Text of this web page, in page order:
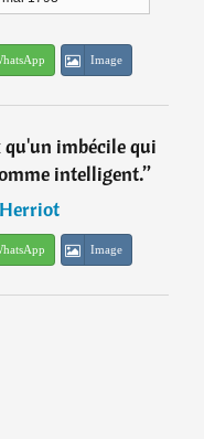
Image
qu'un imbécile qui
intelligent.”
Image